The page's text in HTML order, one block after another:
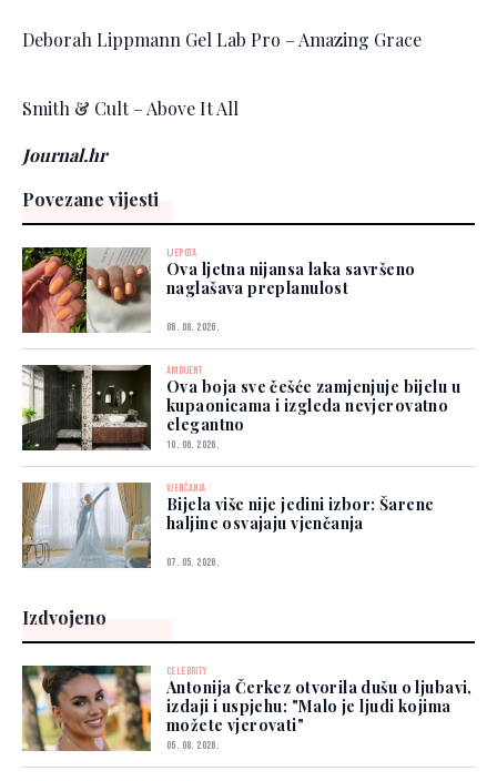
Deborah Lippmann Gel Lab Pro – Amazing Grace
Smith & Cult – Above It All
Journal.hr
Povezane vijesti
LJEPOTA
Ova ljetna nijansa laka savršeno
naglašava preplanulost
06. 08. 2026.
AMBIJENT
Ova boja sve češće zamjenjuje bijelu u
kupaonicama i izgleda nevjerovatno
elegantno
10. 06. 2026.
VJENČANJA
Bijela više nije jedini izbor: Šarene
haljine osvajaju vjenčanja
07. 05. 2026.
Izdvojeno
CELEBRITY
Antonija Čerkez otvorila dušu o ljubavi,
izdaji i uspjehu: "Malo je ljudi kojima
možete vjerovati"
05. 08. 2026.